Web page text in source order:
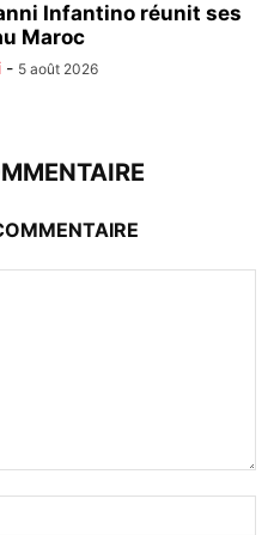
Infantino réunit ses
Maroc
- 5 août 2026